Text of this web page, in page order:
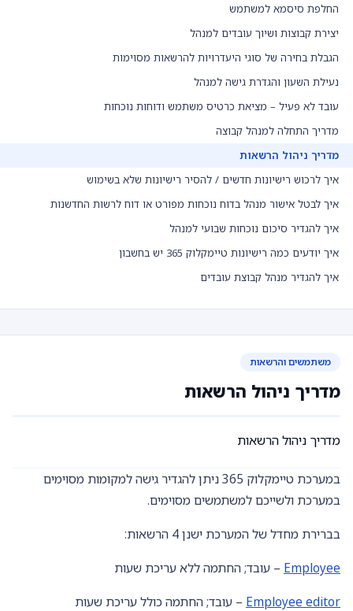
החלפת סיסמא למשתמש
יצירת קבוצות ושיוך עובדים למנהל
הגבלת בחירה של סוגי היעדרויות להרשאות מסוימות
נעילת השעון והגדרת גישה למנהל
עובד לא פעיל – מציאת כרטיס משתמש ודוחות נוכחות
מדריך התחלה למנהל קבוצה
מדריך ניהול הרשאות
איך לרכוש רישיונות חדשים / להסיר רישיונות שלא בשימוש
איך לבטל אישור מנהל בדוח נוכחות מפורט או דוח לרשות החדשנות
איך להגדיר סיכום נוכחות שבועי למנהל
איך יודעים כמה רישיונות טיימקלוק 365 יש בחשבון
איך להגדיר מנהל קבוצת עובדים
משתמשים והרשאות
מדריך ניהול הרשאות
מדריך ניהול הרשאות
במערכת טיימקלוק 365 ניתן להגדיר גישה למקומות מסוימים
במערכת ולשייכם למשתמשים מסוימים.
בברירת מחדל של המערכת ישנן 4 הרשאות:
Employee – עובד; החתמה ללא עריכת שעות
Employee editor – עובד; החתמה כולל עריכת שעות